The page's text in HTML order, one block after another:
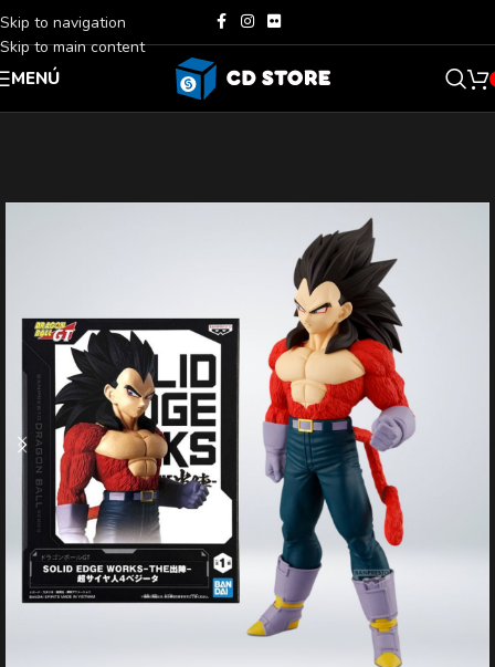
Skip to navigation
Skip to main content
MENÚ